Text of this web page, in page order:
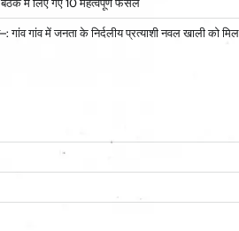
में लिए गए 10 महत्वपूर्ण फैसले
गांव गांव में जनता के निर्दलीय प्रत्याशी नवल खाली को मिल